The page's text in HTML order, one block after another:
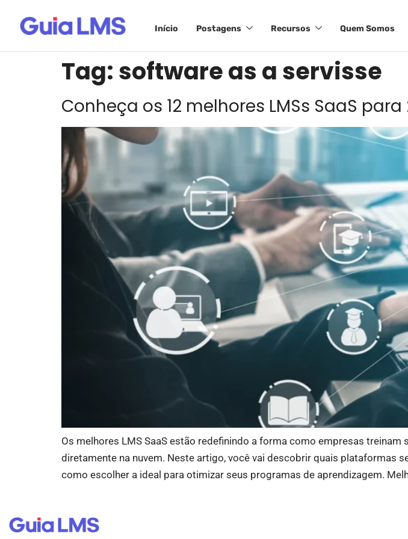
Início Postagens Recursos Quem Somos
Tag: software as a servisse
Conheça os 12 melhores LMSs SaaS para
Os melhores LMS SaaS estão redefinindo a forma como empresas
diretamente na nuvem. Neste artigo, você vai descobrir quais plataformas
como escolher a ideal para otimizar seus programas de aprendizagem.